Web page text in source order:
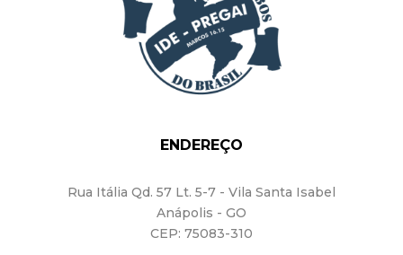
ENDEREÇO
Rua Itália Qd. 57 Lt. 5-7 - Vila Santa Isabel
Anápolis - GO
CEP: 75083-310